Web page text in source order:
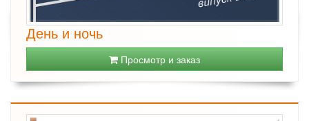
День и ночь
Просмотр и заказ